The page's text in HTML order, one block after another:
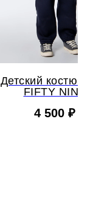
Детский костюм
FIFTY NINE
4 500 ₽